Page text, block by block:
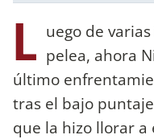
L uego de
pelea, ahora
último
tras el bajo
que la hizo llorar a